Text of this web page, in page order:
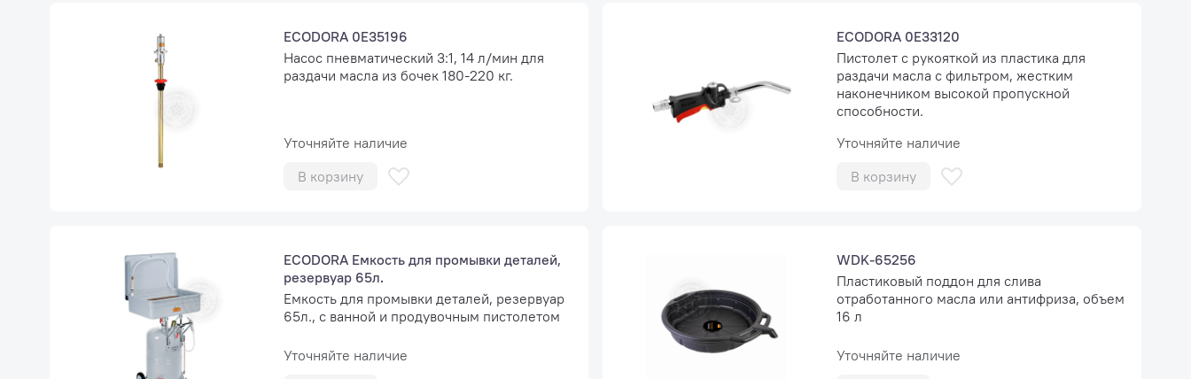
ECODORA 0E35196
Насос пневматический 3:1, 14 л/мин для
раздачи масла из бочек 180-220 кг.
Уточняйте наличие
В корзину
ECODORA 0E33120
Пистолет с рукояткой из пластика для
раздачи масла с фильтром, жестким
наконечником высокой пропускной
способности.
Уточняйте наличие
В корзину
ECODORA Емкость для промывки деталей,
резервуар 65л.
Емкость для промывки деталей, резервуар
65л., с ванной и продувочным пистолетом
Уточняйте наличие
WDK-65256
Пластиковый поддон для слива
отработанного масла или антифриза, объем
16 л
Уточняйте наличие